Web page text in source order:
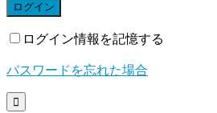
ログイン
ログイン情報を記憶する
パスワードを忘れた場合
